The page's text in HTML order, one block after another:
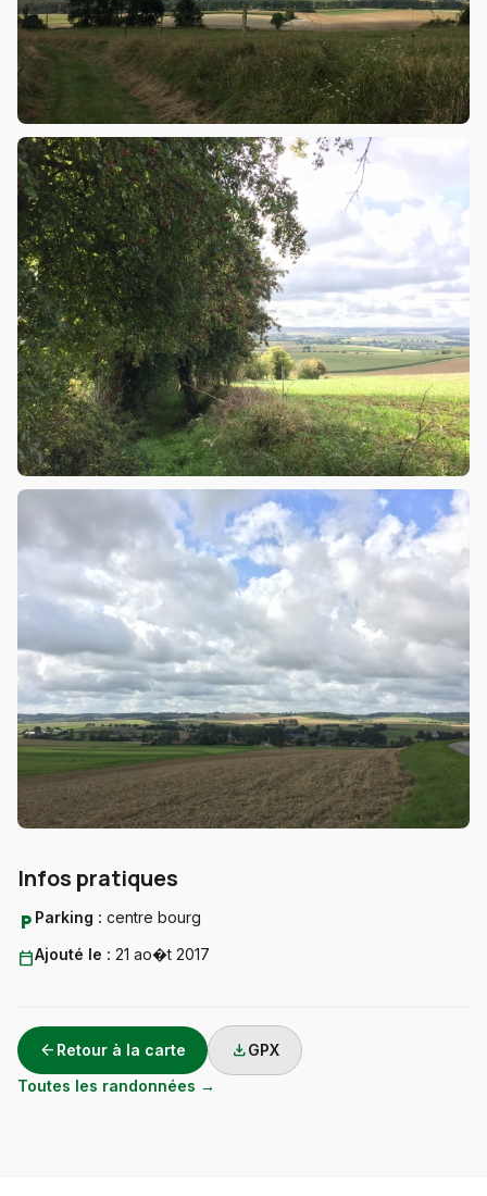
Infos pratiques
local_parking Parking : centre bourg
calendar_todayAjouté le : 21 ao�t 2017
arrow_back Retour à la carte downloadGPX
Toutes les randonnées →